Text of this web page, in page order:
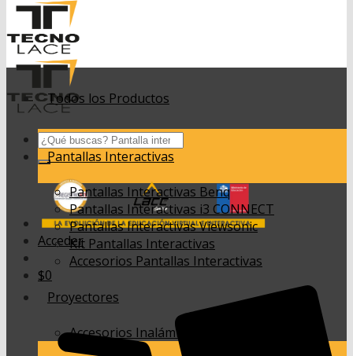
Buscar
por:
Acceder
$0
Todos los Productos
Pantallas Interactivas
Pantallas Interactivas Benq
Pantallas Interactivas i3 CONNECT
Pantallas Interactivas Viewsonic
Kit Pantallas Interactivas
Accesorios Pantallas Interactivas
Proyectores
Accesorios Inalámbricos